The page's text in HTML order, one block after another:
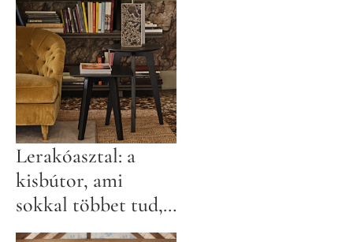
Lerakóasztal: a
kisbútor, ami
sokkal többet tud,
mint gondolnád